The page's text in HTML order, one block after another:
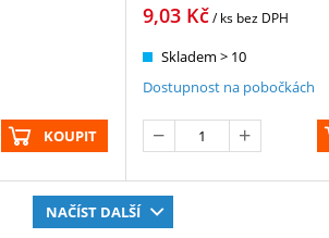
KOUPIT
9,03Kč/ ks bez DPH
Skladem > 10
Dostupnost na pobočkách
NAČÍST DALŠÍ